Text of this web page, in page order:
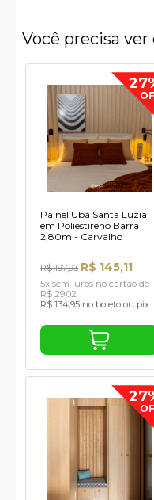
Você precisa
Painel Ubá Santa Luzia
em Poliestireno Barra
2,80m - Carvalho
R$ 197,93 R$ 145,11
5x sem juros no cartão de
R$ 29,02
R$ 134,95 no boleto ou pix